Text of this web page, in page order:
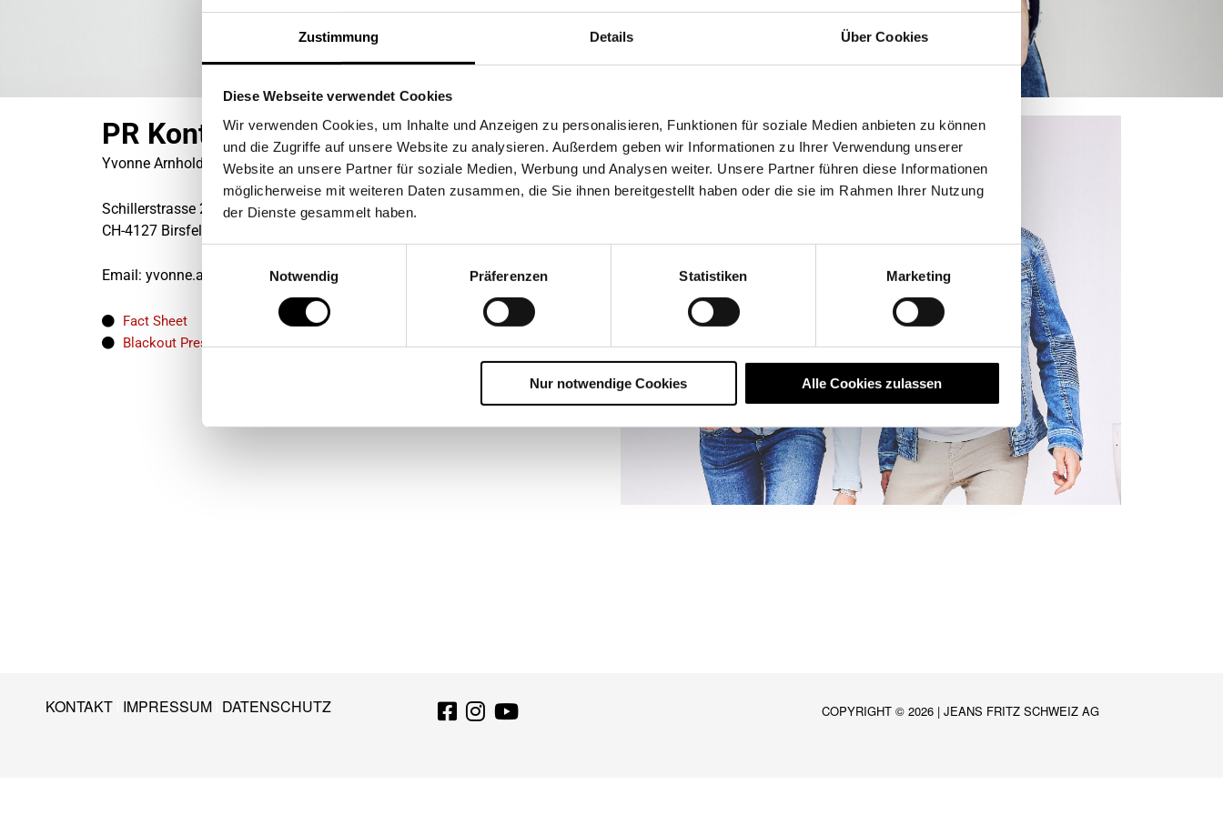
Zustimmung Details Über Cookies
Diese Webseite verwendet Cookies
Wir verwenden Cookies, um Inhalte und Anzeigen zu personalisieren, Funktionen für soziale Medien anbieten zu können
und die Zugriffe auf unsere Website zu analysieren. Außerdem geben wir Informationen zu Ihrer Verwendung unserer
Website an unsere Partner für soziale Medien, Werbung und Analysen weiter. Unsere Partner führen diese Informationen
möglicherweise mit weiteren Daten zusammen, die Sie ihnen bereitgestellt haben oder die sie im Rahmen Ihrer Nutzung
der Dienste gesammelt haben.
Notwendig
Präferenzen Statistiken Marketing
Nur notwendige Cookies Alle Cookies zulassen
PR Kontakt
Yvonne Arnhold
Schillerstrasse 2
CH-4127 Birsfelden
Email: yvonne.arnhold@jeans-fritz.de
Fact Sheet
Blackout Presseinformationen
KONTAKT IMPRESSUM DATENSCHUTZ COPYRIGHT © 2026 |JEANS FRITZ SCHWEIZ AG